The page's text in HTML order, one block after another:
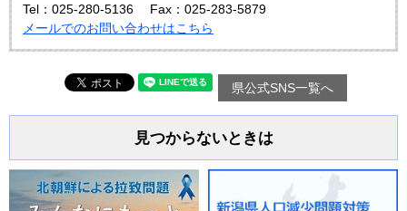
Tel：025-280-5136
Fax：025-283-5879
メールでのお問い合わせはこちら
県公式SNS一覧へ
見つからないときは